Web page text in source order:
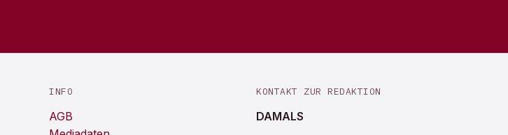
INFO
AGB
KONTAKT ZUR REDAKTION
DAMALS